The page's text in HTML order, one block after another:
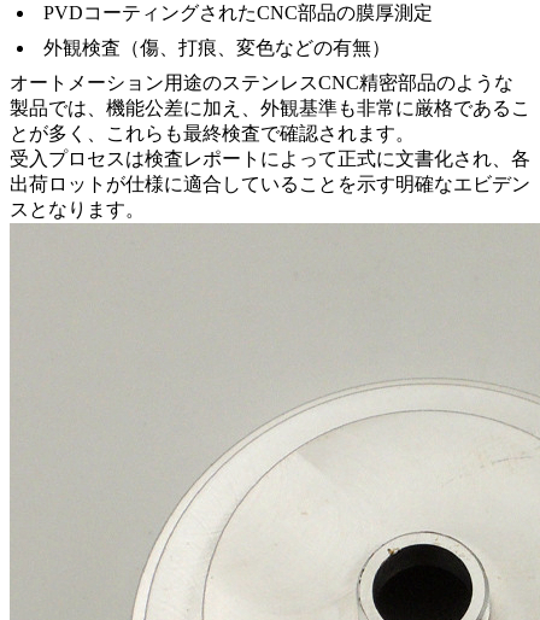
PVDコーティングされたCNC部品の膜厚測定
外観検査（傷、打痕、変色などの有無）
オートメーション用途のステンレスCNC精密部品のような
製品では、機能公差に加え、外観基準も非常に厳格であるこ
とが多く、これらも最終検査で確認されます。
受入プロセスは検査レポートによって正式に文書化され、各
出荷ロットが仕様に適合していることを示す明確なエビデン
スとなります。